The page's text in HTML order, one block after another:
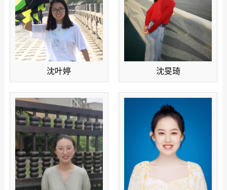
沈叶婷 沈旻琦